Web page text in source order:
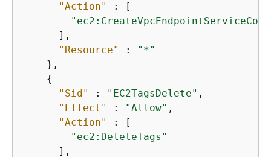
"Action"
: [
      ],
"Resource"
:
"*"
    },
{
"Sid"
: "EC2TagsDelete" ,
"Effect"
: "Allow" ,
"Action"
: [
"ec2:DeleteTags"
      ],